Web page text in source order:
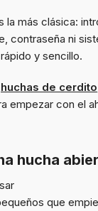
la más clásica:
contraseña ni
y sencillo.
huchas de cerdito
empezar con el
hucha
que